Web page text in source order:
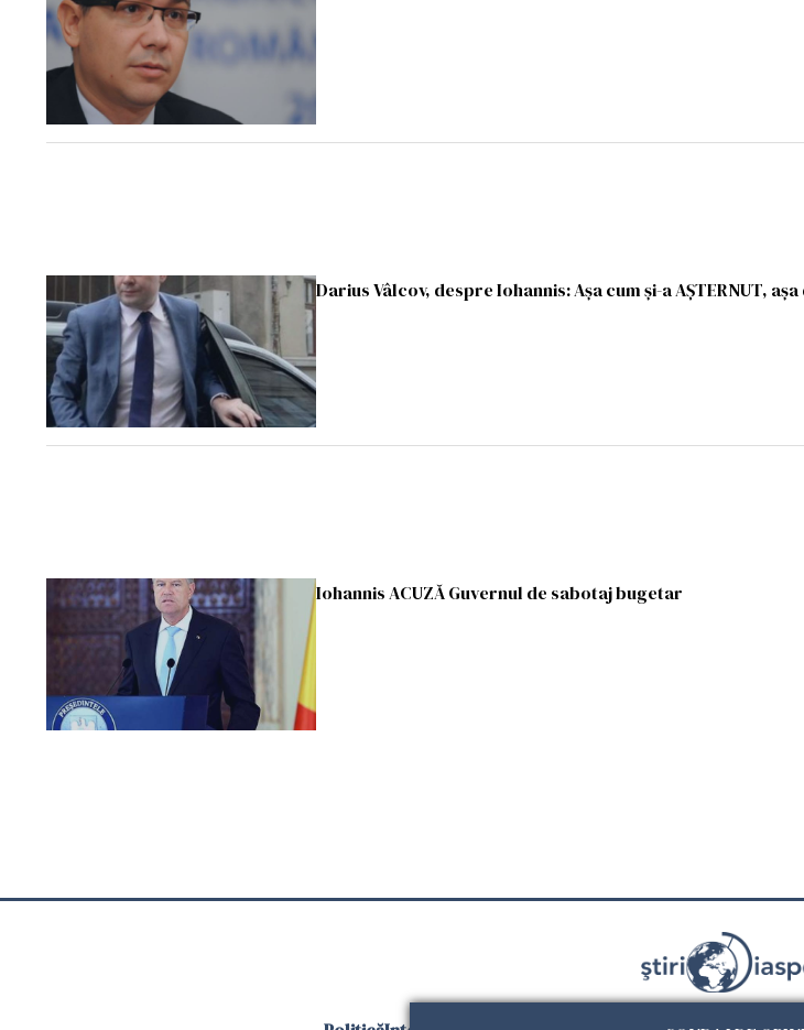
Darius Vâlcov, despre Iohannis: Așa cum și-a AȘTERNUT,
Iohannis ACUZĂ Guvernul de sabotaj bugetar